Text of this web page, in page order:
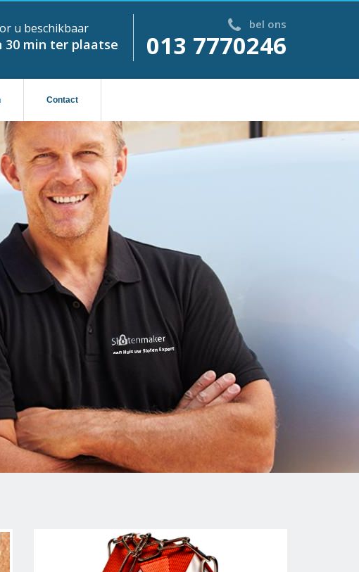
u beschikbaar
30 min ter plaatse
bel ons
013 7770246
Contact